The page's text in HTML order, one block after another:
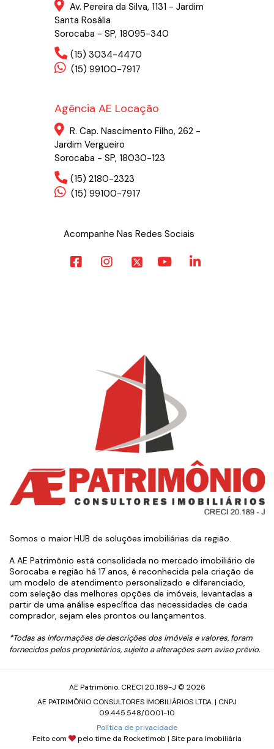
Av. Pereira da Silva, 1131 - Jardim
Santa Rosália
Sorocaba - SP, 18095-340
(15) 3034-4470
(15) 99100-7917
Agência AE Locação
R. Cap. Nascimento Filho, 262 -
Jardim Vergueiro
Sorocaba - SP, 18030-123
(15) 2180-2323
(15) 99100-7917
Acompanhe Nas Redes Sociais
Somos o maior HUB de soluções imobiliárias da região.
A AE Patrimônio está consolidada no mercado imobiliário de
Sorocaba e região há 17 anos, é reconhecida pela criação de
um modelo de atendimento personalizado e diferenciado,
com seleção das melhores opções de imóveis, levantadas a
partir de uma análise específica das necessidades de cada
comprador, sejam eles prontos ou lançamentos.
*Todas as informações de descrições dos imóveis e valores, foram
fornecidos pelos proprietários, sujeito a alterações sem aviso prévio.
AE Patrimônio. CRECI 20.189-J © 2026
AE PATRIMÔNIO CONSULTORES IMOBILIÁRIOS LTDA. | CNPJ
09.445.548/0001-10
Política de privacidade
Feito com
pelo time da RocketImob | Site para Imobiliária